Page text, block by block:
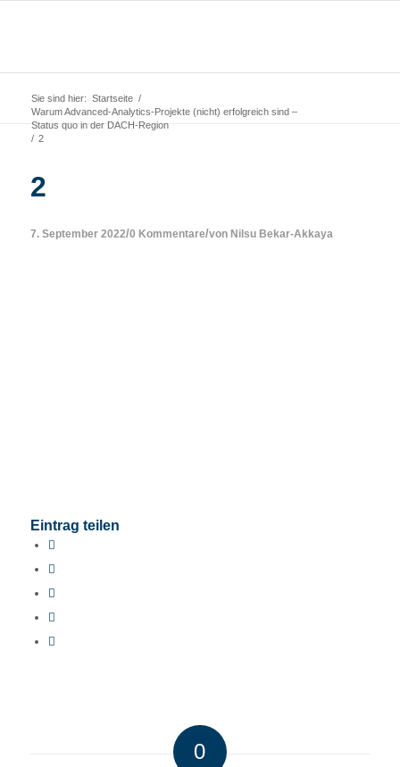
Sie sind hier: Startseite /
Warum Advanced-Analytics-Projekte (nicht) erfolgreich sind –
Status quo in der DACH-Region
/ 2
2
7. September 2022/0 Kommentare/von Nilsu Bekar-Akkaya
Eintrag teilen
0